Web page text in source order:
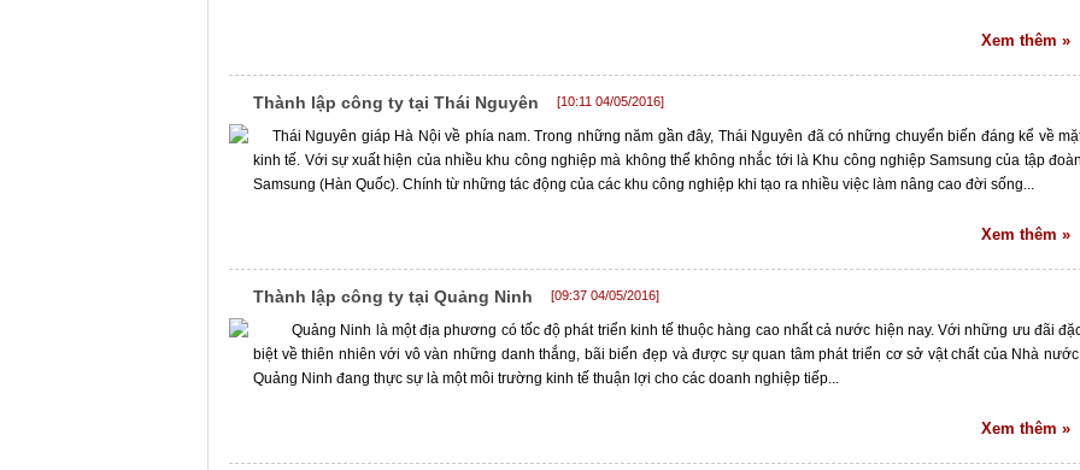
Xem thêm »
Thành lập công ty tại Thái Nguyên [10:11 04/05/2016]
Thái Nguyên giáp Hà Nội về phía nam. Trong những năm gần đây, Thái Nguyên đã có những chuyển biến đáng kể về
kinh tế. Với sự xuất hiện của nhiều khu công nghiệp mà không thể không nhắc tới là Khu công nghiệp Samsung của tập đoàn
Samsung (Hàn Quốc). Chính từ những tác động của các khu công nghiệp khi tạo ra nhiều việc làm nâng cao đời sống...
Xem thêm »
Thành lập công ty tại Quảng Ninh [09:37 04/05/2016]
Quảng Ninh là một địa phương có tốc độ phát triển kinh tế thuộc hàng cao nhất cả nước hiện nay. Với những ưu đãi
biệt về thiên nhiên với vô vàn những danh thắng, bãi biển đẹp và được sự quan tâm phát triển cơ sở vật chất của Nhà
Quảng Ninh đang thực sự là một môi trường kinh tế thuận lợi cho các doanh nghiệp tiếp...
Xem thêm »